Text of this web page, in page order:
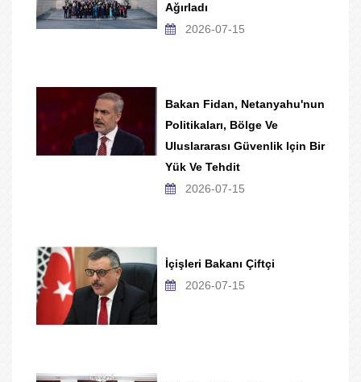
Ağırladı
2026-07-15
Bakan Fidan, Netanyahu'nun
Politikaları, Bölge Ve
Uluslararası Güvenlik Için Bir
Yük Ve Tehdit
2026-07-15
İçişleri Bakanı Çiftçi
2026-07-15